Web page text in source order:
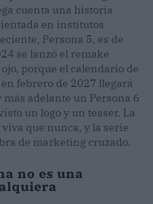
cuenta una historia
en institutos
Persona 5, es de
se lanzó el remake
porque el calendario de
febrero de 2027 llegará
más adelante un Persona 6
un logo y un teaser. La
que nunca, y la serie
de marketing cruzado.
no es una